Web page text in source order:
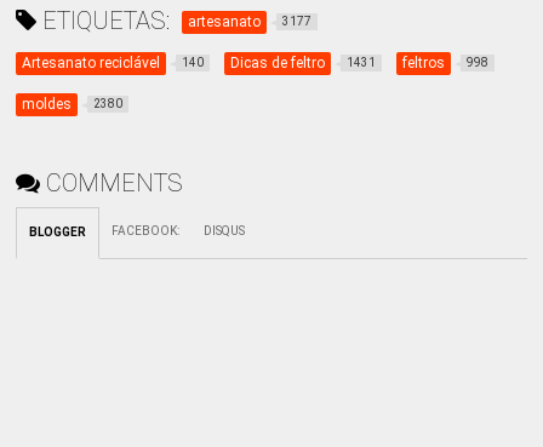
ETIQUETAS: artesanato 3177
Artesanato reciclável 140 Dicas de feltro 1431 feltros 998
moldes 2380
COMMENTS
BLOGGER FACEBOOK: DISQUS